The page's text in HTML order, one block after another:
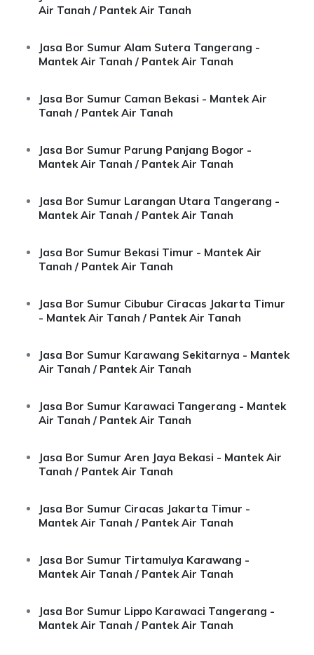
Air Tanah / Pantek Air Tanah
Jasa Bor Sumur Alam Sutera Tangerang -
Mantek Air Tanah / Pantek Air Tanah
Jasa Bor Sumur Caman Bekasi - Mantek Air
Tanah / Pantek Air Tanah
Jasa Bor Sumur Parung Panjang Bogor -
Mantek Air Tanah / Pantek Air Tanah
Jasa Bor Sumur Larangan Utara Tangerang -
Mantek Air Tanah / Pantek Air Tanah
Jasa Bor Sumur Bekasi Timur - Mantek Air
Tanah / Pantek Air Tanah
Jasa Bor Sumur Cibubur Ciracas Jakarta Timur
- Mantek Air Tanah / Pantek Air Tanah
Jasa Bor Sumur Karawang Sekitarnya - Mantek
Air Tanah / Pantek Air Tanah
Jasa Bor Sumur Karawaci Tangerang - Mantek
Air Tanah / Pantek Air Tanah
Jasa Bor Sumur Aren Jaya Bekasi - Mantek Air
Tanah / Pantek Air Tanah
Jasa Bor Sumur Ciracas Jakarta Timur -
Mantek Air Tanah / Pantek Air Tanah
Jasa Bor Sumur Tirtamulya Karawang -
Mantek Air Tanah / Pantek Air Tanah
Jasa Bor Sumur Lippo Karawaci Tangerang -
Mantek Air Tanah / Pantek Air Tanah